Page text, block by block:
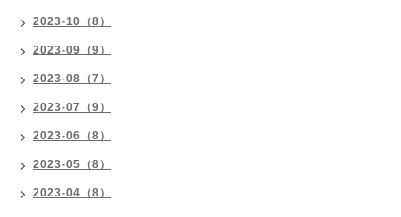
2023-10（8）
2023-09（9）
2023-08（7）
2023-07（9）
2023-06（8）
2023-05（8）
2023-04（8）